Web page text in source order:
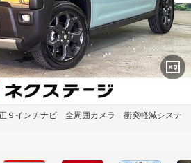
９インチナビ 全周囲カメラ 衝突軽減システ